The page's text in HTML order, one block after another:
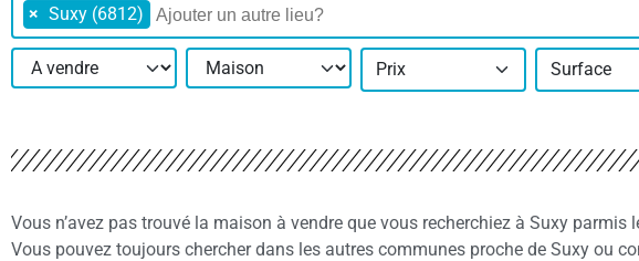
× Suxy (6812)
Prix Surface
Vous n’avez pas trouvé la maison à vendre que vous recherchiez à Suxy parmis
Vous pouvez toujours chercher dans les autres communes proche de Suxy ou